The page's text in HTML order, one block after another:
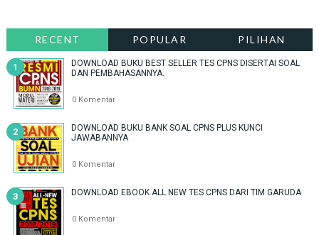
RECENT POPULAR PILIHAN
DOWNLOAD BUKU BEST SELLER TES CPNS DISERTAI SOAL
DAN PEMBAHASANNYA.
0 Komentar
DOWNLOAD BUKU BANK SOAL CPNS PLUS KUNCI
JAWABANNYA
0 Komentar
DOWNLOAD EBOOK ALL NEW TES CPNS DARI TIM GARUDA
0 Komentar